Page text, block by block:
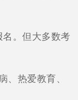
。但大多数考
、热爱教育、